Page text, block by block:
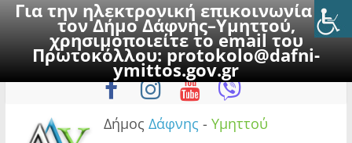
Για την ηλεκτρονική επικοινωνία με
τον Δήμο Δάφνης–Υμηττού,
χρησιμοποιείτε το email του
Πρωτοκόλλου:protokolo@dafni-
ymittos.gov.gr
to
Δευτέρα, 10 Αυγούστου 2026
Δήμος Δάφνης - Υμηττού